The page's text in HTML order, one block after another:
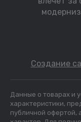
Создание
Данные о товарах и
характеристики,
публичной офертой,